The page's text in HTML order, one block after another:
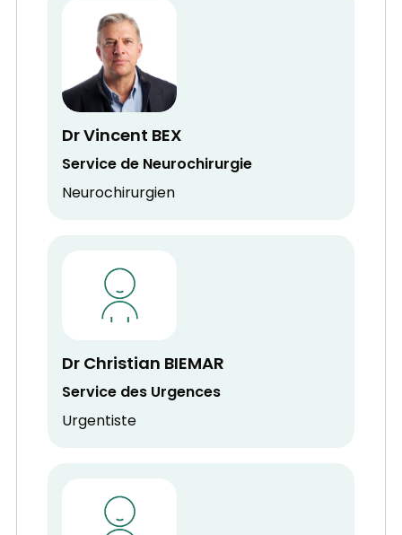
Dr Vincent BEX
Service de Neurochirurgie
Neurochirurgien
Dr Christian BIEMAR
Service des Urgences
Urgentiste